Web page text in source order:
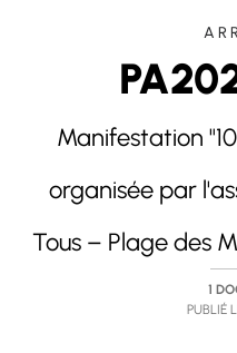
Manifestation
organisée par
Tous – Plage des
1
PUBLIÉ